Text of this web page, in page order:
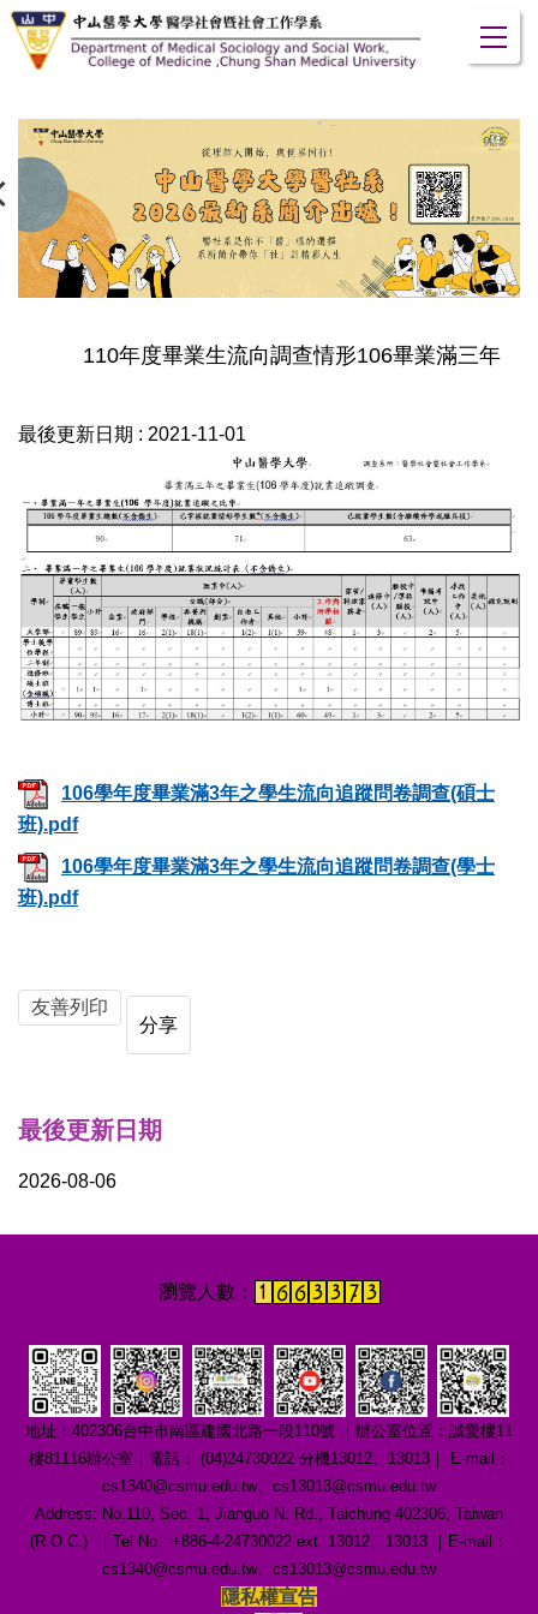
跳
到
容
區
110年度畢業生流向調查情形106畢業滿三年
最後更新日期 : 2021-11-01
106學年度畢業滿3年之學生流向追蹤問卷調查(碩士
班).pdf
106學年度畢業滿3年之學生流向追蹤問卷調查(學士
班).pdf
友善列印
分享
最後更新日期
2026-08-06
地址：402306台中市南區建國北路一段110號 ｜辦公室位置：誠愛樓11
樓81116辦公室｜電話： (04)24730022 分機13012、13013｜ E-mail：
cs1340@csmu.edu.tw、cs13013@csmu.edu.tw
Address: No.110, Sec. 1, Jianguo N. Rd., Taichung 402306, Taiwan
(R.O.C.) ｜Tel No.: +886-4-24730022 ext. 13012、13013 ｜E-mail：
cs1340@csmu.edu.tw、cs13013@csmu.edu.tw
隱私權宣告